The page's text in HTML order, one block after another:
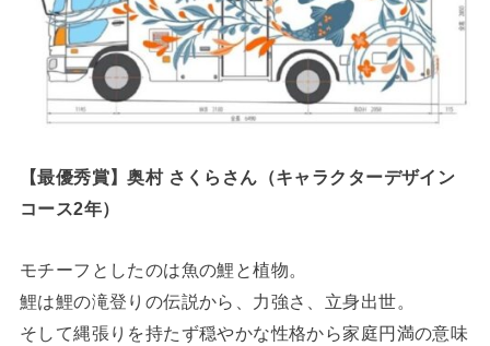
【最優秀賞】奥村 さくらさん（キャラクターデザイン
コース2年）
モチーフとしたのは魚の鯉と植物。
鯉は鯉の滝登りの伝説から、力強さ、立身出世。
そして縄張りを持たず穏やかな性格から家庭円満の意味